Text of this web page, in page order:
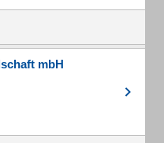
mbH